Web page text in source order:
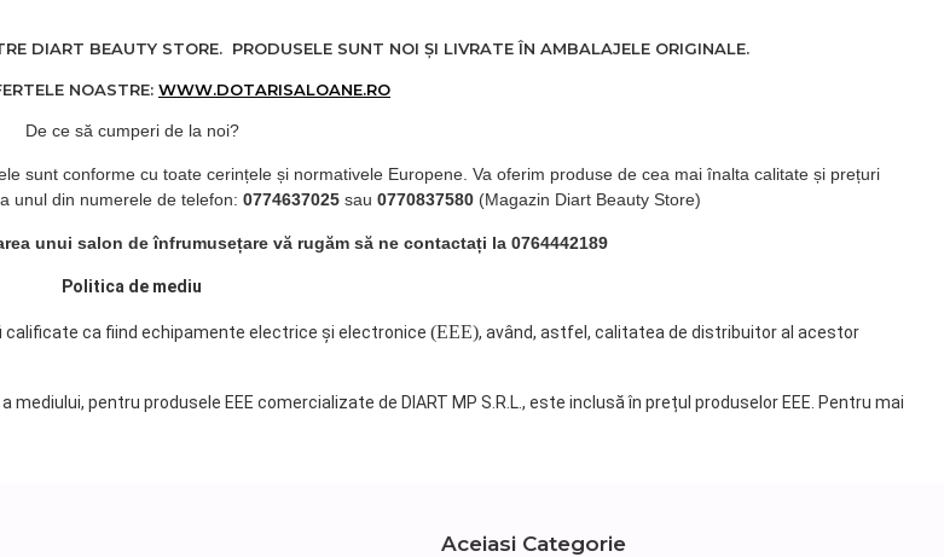
DIART BEAUTY STORE. PRODUSELE SUNT NOI ȘI LIVRATE ÎN AMBALAJELE ORIGINALE.
NOASTRE: WWW.DOTARISALOANE.RO
De ce să cumperi de la noi?
sunt conforme cu toate cerințele și normativele Europene. Va oferim produse de cea mai înalta calitate și prețuri
unul din numerele de telefon: 0774637025 sau 0770837580 (Magazin Diart Beauty Store)
unui salon de înfrumusețare vă rugăm să ne contactați la 0764442189
Politica de mediu
calificate ca fiind echipamente electrice și electronice (EEE), având, astfel, calitatea de distribuitor al acestor
pentru produsele EEE comercializate de DIART MP S.R.L., este inclusă în prețul produselor EEE. Pentru mai
Aceiasi Categorie